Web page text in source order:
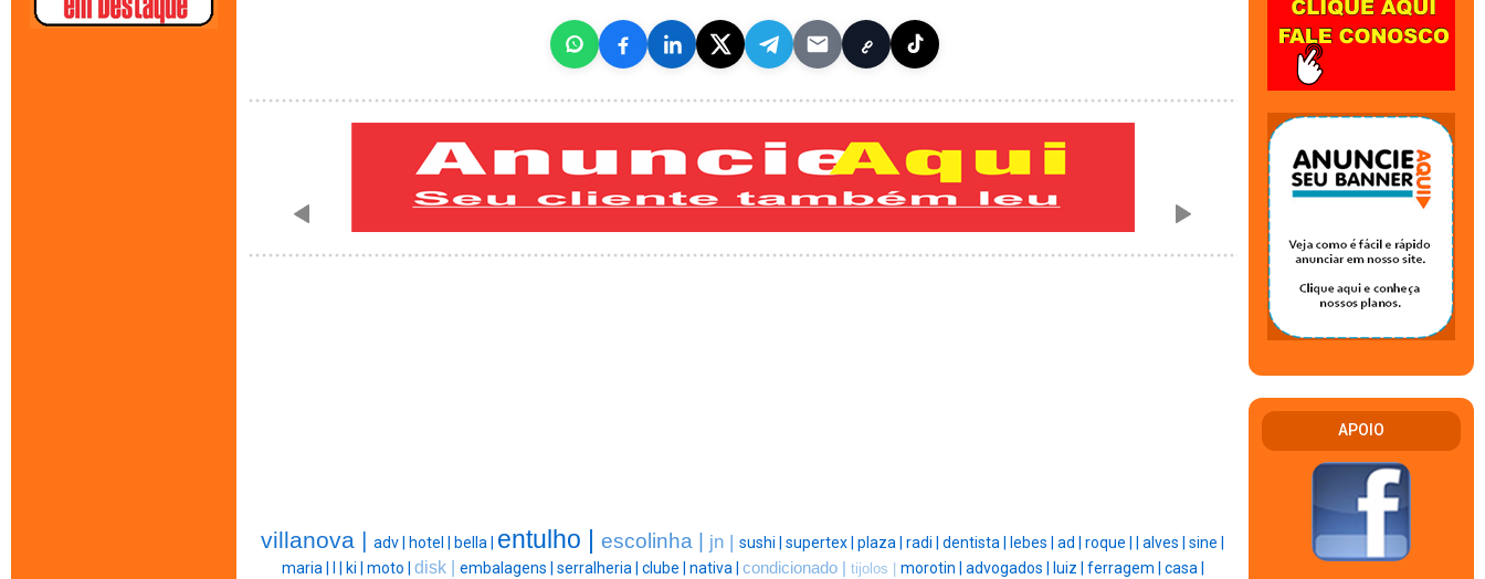
villanova | adv | hotel | bella | entulho | escolinha | jn | sushi | supertex | plaza | radi | dentista | lebes | ad | roque | alves | sine |
maria |
ki | moto | disk | embalagens | serralheria | clube | nativa | condicionado | tijolos | morotin | advogados | luiz | ferragem | casa |
APOIO